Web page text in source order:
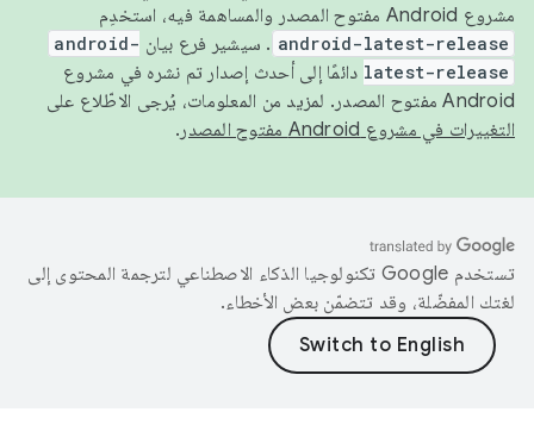
مشروع Android مفتوح المصدر والمساهمة فيه، استخدِم
android-latest-release . سيشير فرع بيان android-
latest-release دائمًا إلى أحدث إصدار تم نشره في مشروع
Android مفتوح المصدر. لمزيد من المعلومات، يُرجى الاطّلاع على
التغييرات في مشروع Android مفتوح المصدر
.
تستخدم Google تكنولوجيا الذكاء الاصطناعي لترجمة المحتوى إلى
لغتك المفضّلة، وقد تتضمّن بعض الأخطاء.